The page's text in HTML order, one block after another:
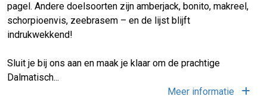
pagel. Andere doelsoorten zijn amberjack, bonito, makreel,
schorpioenvis, zeebrasem – en de lijst blijft
indrukwekkend!
Sluit je bij ons aan en maak je klaar om de prachtige
Dalmatisch...
Meer informatie